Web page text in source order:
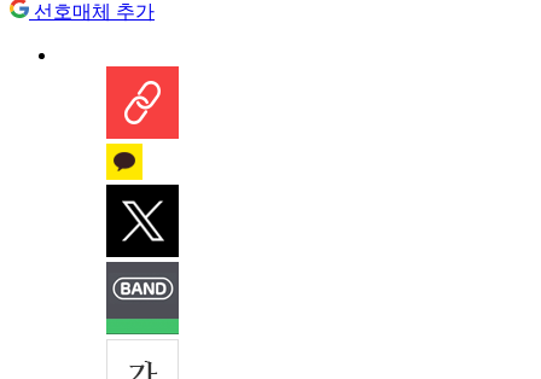
선호매체 추가